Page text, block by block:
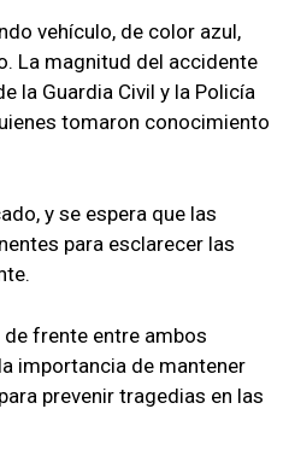
vehículo, de color azul,
La magnitud del accidente
la Guardia Civil y la Policía
tomaron conocimiento
y se espera que las
para esclarecer las
frente entre ambos
importancia de mantener
prevenir tragedias en las